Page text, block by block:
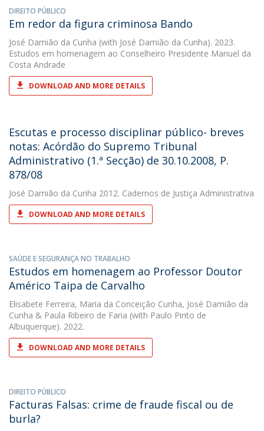
DIREITO PÚBLICO
Em redor da figura criminosa Bando
José Damião da Cunha (with José Damião da Cunha). 2023.
Estudos em homenagem ao Conselheiro Presidente Manuel da
Costa Andrade
DOWNLOAD AND MORE DETAILS
Escutas e processo disciplinar público- breves
notas: Acórdão do Supremo Tribunal
Administrativo (1.ª Secção) de 30.10.2008, P.
878/08
José Damião da Cunha 2012. Cadernos de Justiça Administrativa
DOWNLOAD AND MORE DETAILS
SAÚDE E SEGURANÇA NO TRABALHO
Estudos em homenagem ao Professor Doutor
Américo Taipa de Carvalho
Elisabete Ferreira, Maria da Conceição Cunha, José Damião da
Cunha & Paula Ribeiro de Faria (with Paulo Pinto de
Albuquerque). 2022.
DOWNLOAD AND MORE DETAILS
DIREITO PÚBLICO
Facturas Falsas: crime de fraude fiscal ou de
burla?